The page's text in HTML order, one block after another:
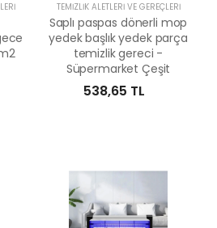
TEMIZLIK ALETLERI VE GEREÇLERI
Saplı paspas dönerli mop
yedek başlık yedek parça
temizlik gereci -
Süpermarket Çeşit
538,65 TL